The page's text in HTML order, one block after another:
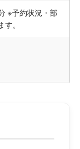
※予約状況・部
。